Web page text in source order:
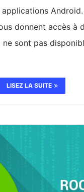
donnent accès à
sont pas
LISEZ LA SUITE